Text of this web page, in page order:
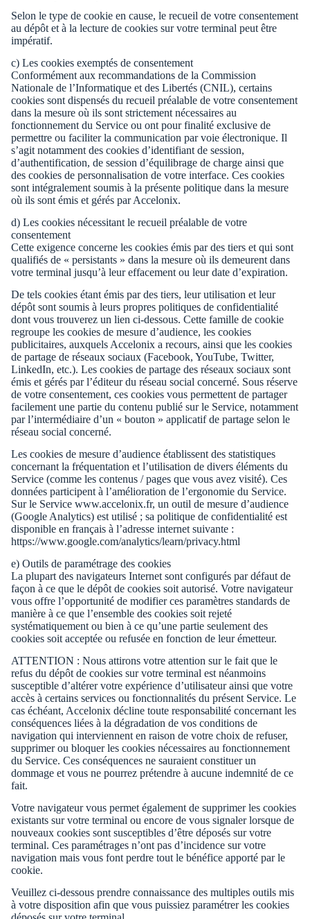
Selon le type de cookie en cause, le recueil de votre consentement
au dépôt et à la lecture de cookies sur votre terminal peut être
impératif.
c) Les cookies exemptés de consentement
Conformément aux recommandations de la Commission
Nationale de l’Informatique et des Libertés (CNIL), certains
cookies sont dispensés du recueil préalable de votre consentement
dans la mesure où ils sont strictement nécessaires au
fonctionnement du Service ou ont pour finalité exclusive de
permettre ou faciliter la communication par voie électronique. Il
s’agit notamment des cookies d’identifiant de session,
d’authentification, de session d’équilibrage de charge ainsi que
des cookies de personnalisation de votre interface. Ces cookies
sont intégralement soumis à la présente politique dans la mesure
où ils sont émis et gérés par Accelonix.
d) Les cookies nécessitant le recueil préalable de votre
consentement
Cette exigence concerne les cookies émis par des tiers et qui sont
qualifiés de « persistants » dans la mesure où ils demeurent dans
votre terminal jusqu’à leur effacement ou leur date d’expiration.
De tels cookies étant émis par des tiers, leur utilisation et leur
dépôt sont soumis à leurs propres politiques de confidentialité
dont vous trouverez un lien ci-dessous. Cette famille de cookie
regroupe les cookies de mesure d’audience, les cookies
publicitaires, auxquels Accelonix a recours, ainsi que les cookies
de partage de réseaux sociaux (Facebook, YouTube, Twitter,
LinkedIn, etc.). Les cookies de partage des réseaux sociaux sont
émis et gérés par l’éditeur du réseau social concerné. Sous réserve
de votre consentement, ces cookies vous permettent de partager
facilement une partie du contenu publié sur le Service, notamment
par l’intermédiaire d’un « bouton » applicatif de partage selon le
réseau social concerné.
Les cookies de mesure d’audience établissent des statistiques
concernant la fréquentation et l’utilisation de divers éléments du
Service (comme les contenus / pages que vous avez visité). Ces
données participent à l’amélioration de l’ergonomie du Service.
Sur le Service www.accelonix.fr, un outil de mesure d’audience
(Google Analytics) est utilisé ; sa politique de confidentialité est
disponible en français à l’adresse internet suivante :
https://www.google.com/analytics/learn/privacy.html
e) Outils de paramétrage des cookies
La plupart des navigateurs Internet sont configurés par défaut de
façon à ce que le dépôt de cookies soit autorisé. Votre navigateur
vous offre l’opportunité de modifier ces paramètres standards de
manière à ce que l’ensemble des cookies soit rejeté
systématiquement ou bien à ce qu’une partie seulement des
cookies soit acceptée ou refusée en fonction de leur émetteur.
ATTENTION : Nous attirons votre attention sur le fait que le
refus du dépôt de cookies sur votre terminal est néanmoins
susceptible d’altérer votre expérience d’utilisateur ainsi que votre
accès à certains services ou fonctionnalités du présent Service. Le
cas échéant, Accelonix décline toute responsabilité concernant les
conséquences liées à la dégradation de vos conditions de
navigation qui interviennent en raison de votre choix de refuser,
supprimer ou bloquer les cookies nécessaires au fonctionnement
du Service. Ces conséquences ne sauraient constituer un
dommage et vous ne pourrez prétendre à aucune indemnité de ce
fait.
Votre navigateur vous permet également de supprimer les cookies
existants sur votre terminal ou encore de vous signaler lorsque de
nouveaux cookies sont susceptibles d’être déposés sur votre
terminal. Ces paramétrages n’ont pas d’incidence sur votre
navigation mais vous font perdre tout le bénéfice apporté par le
cookie.
Veuillez ci-dessous prendre connaissance des multiples outils mis
à votre disposition afin que vous puissiez paramétrer les cookies